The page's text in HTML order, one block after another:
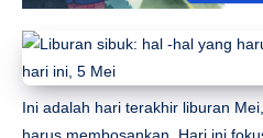
Ini adalah hari terakhir liburan
harus membosankan. Hari ini